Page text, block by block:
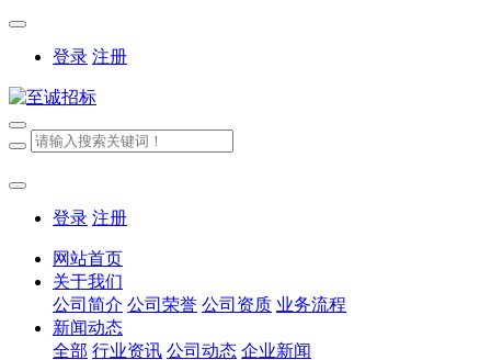
登录 注册
登录 注册
网站首页
关于我们
公司简介 公司荣誉 公司资质 业务流程
新闻动态
全部 行业资讯 公司动态 企业新闻